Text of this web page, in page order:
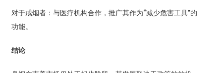
对于戒烟者：与医疗机构合作，推广其作为“减少危害工具”的
功能。
结论